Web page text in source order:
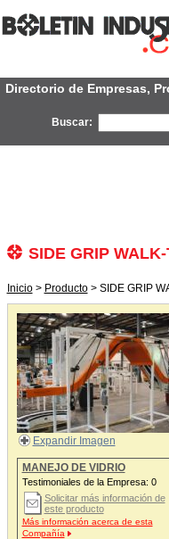
Directorio de Empresas,
Buscar:
SIDE GRIP
Inicio> Producto> SIDE GRIP
Expandir Imagen
MANEJO DE VIDRIO
Testimoniales de la Empresa: 0
Solicitar más información de
este producto
Más información acerca de esta
Compañía